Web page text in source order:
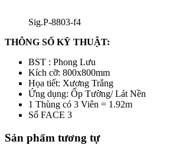
Sig.P-8803-f4
THÔNG SỐ KỸ THUẬT:
BST : Phong Lưu
Kích cỡ: 800x800mm
Họa tiết: Xương Trắng
Ứng dụng: Ốp Tường/ Lát Nền
1 Thùng có 3 Viên = 1.92m
Số FACE 3
Sản phẩm tương tự